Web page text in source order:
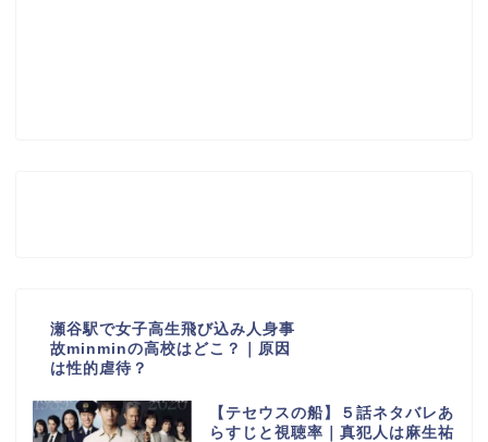
瀬谷駅で女子高生飛び込み人身事
故minminの高校はどこ？｜原因
は性的虐待？
【テセウスの船】５話ネタバレあ
らすじと視聴率｜真犯人は麻生祐